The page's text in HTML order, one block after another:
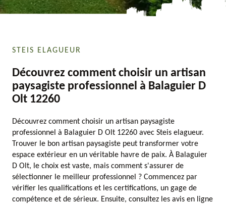
STEIS ELAGUEUR
Découvrez comment choisir un artisan
paysagiste professionnel à Balaguier D
Olt 12260
Découvrez comment choisir un artisan paysagiste
professionnel à Balaguier D Olt 12260 avec Steis elagueur.
Trouver le bon artisan paysagiste peut transformer votre
espace extérieur en un véritable havre de paix. À Balaguier
D Olt, le choix est vaste, mais comment s'assurer de
sélectionner le meilleur professionnel ? Commencez par
vérifier les qualifications et les certifications, un gage de
compétence et de sérieux. Ensuite, consultez les avis en ligne